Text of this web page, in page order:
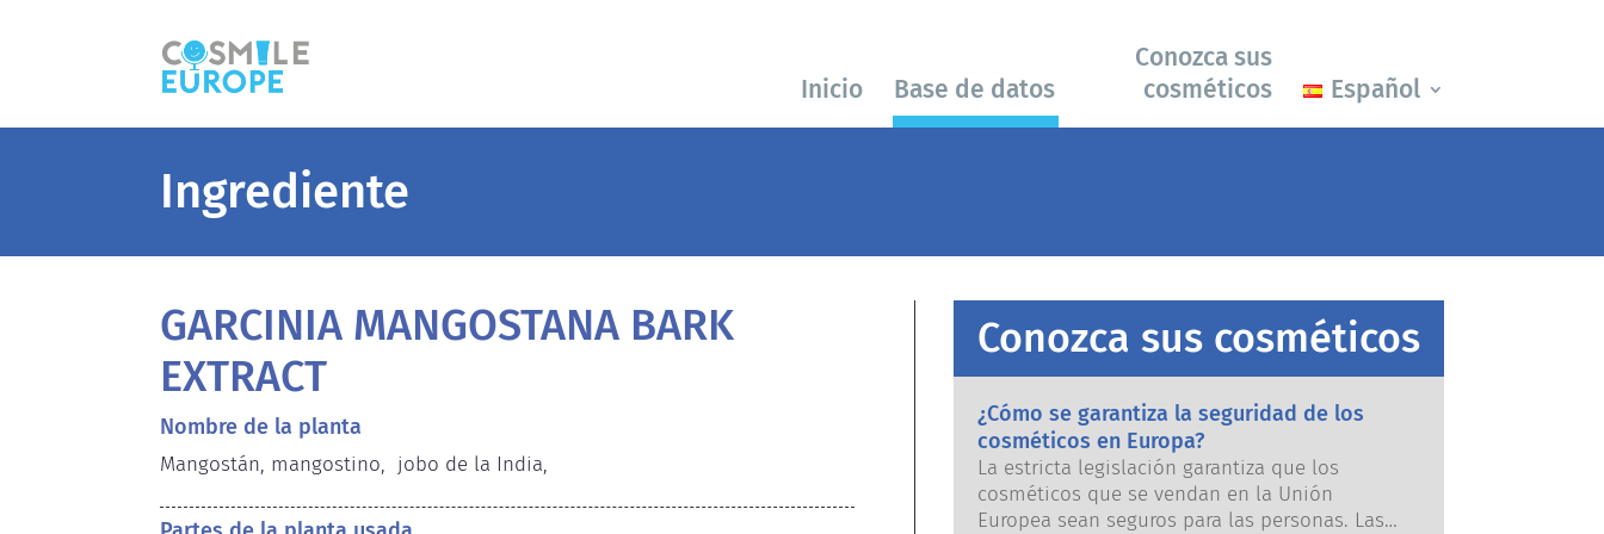
Inicio Base de datos
Conozca sus
cosméticos
Español
Ingrediente
GARCINIA MANGOSTANA BARK
EXTRACT
Nombre de la planta
Mangostán, mangostino,  jobo de la India,
Conozca sus cosméticos
¿Cómo se garantiza la seguridad de los
cosméticos en Europa?
La estricta legislación garantiza que los
cosméticos que se vendan en la Unión
Europea sean seguros para las personas. Las